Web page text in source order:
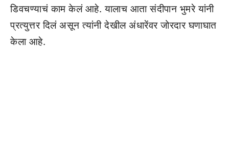
डिवचण्याचं काम केलं आहे. यालाच आता संदीपान भुमरे यांनी
प्रत्युत्तर दिलं असून त्यांनी देखील अंधारेंवर जोरदार घणाघात
केला आहे.